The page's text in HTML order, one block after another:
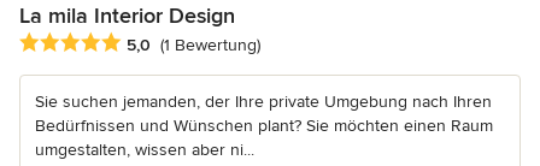
La mila Interior Design
Durchschnittliche Bewertung: 5 von 5 Sternen
5,0 (1 Bewertung)
Sie suchen jemanden, der Ihre private Umgebung nach Ihren
Bedürfnissen und Wünschen plant? Sie möchten einen Raum
umgestalten, wissen aber ni...